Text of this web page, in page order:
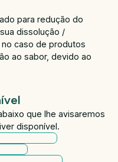
para redução do
dissolução /
caso de produtos
ao sabor, devido ao
que lhe avisaremos
disponível.